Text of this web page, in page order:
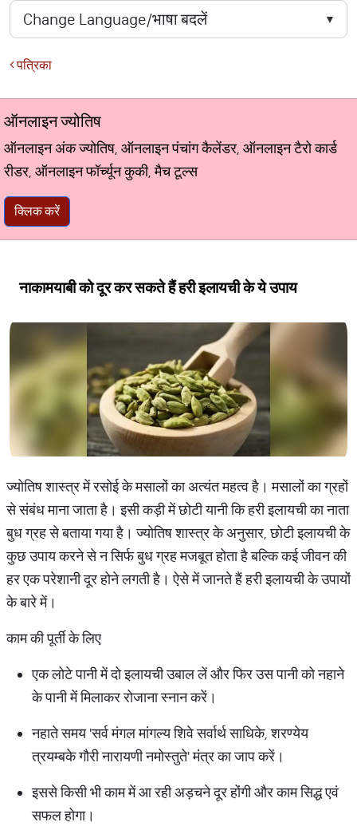
पत्रिका
ऑनलाइन ज्योतिष
ऑनलाइन अंक ज्योतिष, ऑनलाइन पंचांग कैलेंडर, ऑनलाइन टैरो कार्ड
रीडर, ऑनलाइन फॉर्च्यून कुकी, मैच टूल्स
क्लिक करें
नाकामयाबी को दूर कर सकते हैं हरी इलायची के ये उपाय
ज्योतिष शास्त्र में रसोई के मसालों का अत्यंत महत्व है। मसालों का ग्रहों
से संबंध माना जाता है। इसी कड़ी में छोटी यानी कि हरी इलायची का नाता
बुध ग्रह से बताया गया है। ज्योतिष शास्त्र के अनुसार, छोटी इलायची के
कुछ उपाय करने से न सिर्फ बुध ग्रह मजबूत होता है बल्कि कई जीवन की
हर एक परेशानी दूर होने लगती है। ऐसे में जानते हैं हरी इलायची के उपायों
के बारे में।
काम की पूर्ती के लिए
एक लोटे पानी में दो इलायची उबाल लें और फिर उस पानी को नहाने
के पानी में मिलाकर रोजाना स्नान करें।
नहाते समय 'सर्व मंगल मांगल्य शिवे सर्वार्थ साधिके, शरण्येय
त्रयम्बके गौरी नारायणी नमोस्तुते' मंत्र का जाप करें।
इससे किसी भी काम में आ रही अड़चने दूर होंगी और काम सिद्ध एवं
सफल होगा।